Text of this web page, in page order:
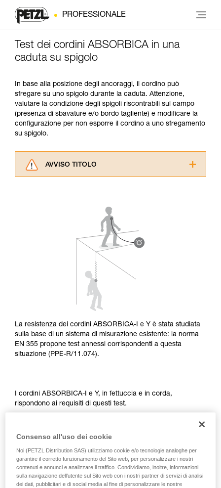
PROFESSIONALE
Test dei cordini ABSORBICA in una
caduta su spigolo
In base alla posizione degli ancoraggi, il cordino può
sfregare su uno spigolo durante la caduta. Attenzione,
valutare la condizione degli spigoli riscontrabili sul campo
(presenza di sbavature e/o bordo tagliente) e modificare la
configurazione per non esporre il cordino a uno sfregamento
su spigolo.
AVVISO TITOLO
informazioni dell’istruzione tecnica per poter
capire queste ulteriori informazioni.
La padronanza di queste tecniche richiede una
formazione ed un addestramento specifico.
Verificate con un professionista la vostra
capacità di rifare la manovra, da soli, in piena
sicurezza, prima di riprodurla autonomamente.
Forniamo esempi di tecniche relative alla vostra
attività. Ne possono esistere altre che non
vengono qui descritte.
La resistenza dei cordini ABSORBICA-I e Y è stata studiata
sulla base di un sistema di misurazione esistente: la norma
EN 355 propone test annessi corrispondenti a questa
situazione (PPE-R/11.074).
I cordini ABSORBICA-I e Y, in fettuccia e in corda,
rispondono ai requisiti di questi test.
TEST DI CADUTA SU SPIGOLO LUNGO L’ASSE
Massa 140 kg.
Consenso all'uso dei cookie
Noi (PETZL Distribution SAS) utilizziamo cookie e/o tecnologie analoghe per
garantire il corretto funzionamento del Sito web, per personalizzare i nostri
contenuti e annunci e analizzare il traffico. Condividiamo, inoltre, informazioni
sulla navigazione dell’utente sul Sito web con i nostri partner di servizi di analisi
dei dati, pubblicitari e di social media al fine di personalizzare le nostre